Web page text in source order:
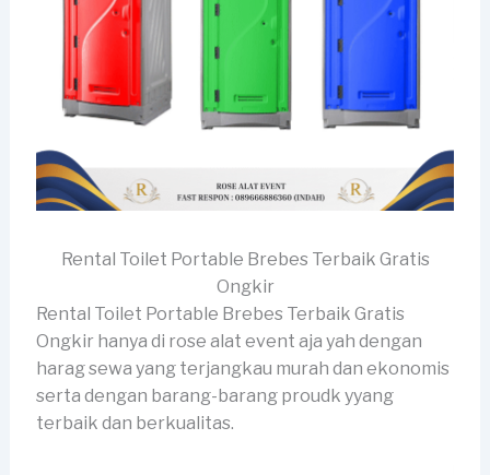
Rental Toilet Portable Brebes Terbaik Gratis
Ongkir
Rental Toilet Portable Brebes Terbaik Gratis
Ongkir hanya di rose alat event aja yah dengan
harag sewa yang terjangkau murah dan ekonomis
serta dengan barang-barang proudk yyang
terbaik dan berkualitas.